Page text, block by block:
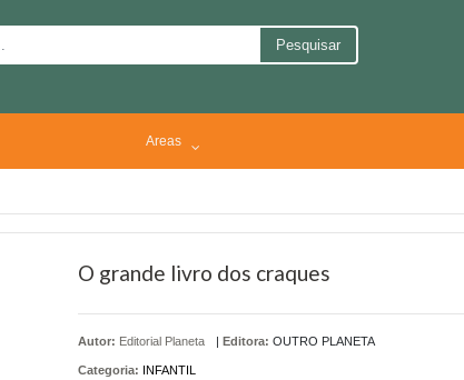
Pesquisar
Areas
O grande livro dos craques
Autor: Editorial Planeta | Editora: OUTRO PLANETA
Categoria: INFANTIL